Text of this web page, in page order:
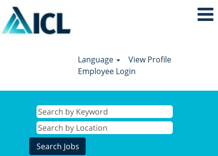
Language
View Profile
Employee Login